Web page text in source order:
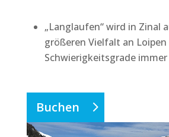
„Langlaufen“ wird in Zinal
größeren Vielfalt an
Schwierigkeitsgrade
Buchen